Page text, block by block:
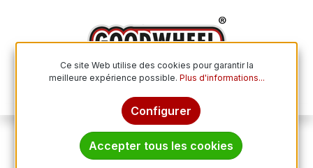
Pneus tout-terrain
MAXXIS 20x11.00 - 8 TL 38J RAZR M-932
Ce site Web utilise des cookies pour garantir la
meilleure expérience possible. Plus d'informations...
Configurer
Accepter tous les cookies